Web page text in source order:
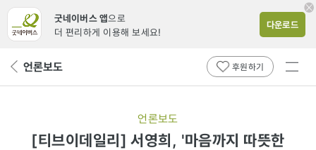
굿네이버스 앱으로
더 편리하게 이용해 보세요!
다운로드
뒤 언론보도 후원하기
전체
언론보도
[티브이데일리] 서영희, '마음까지 따뜻한